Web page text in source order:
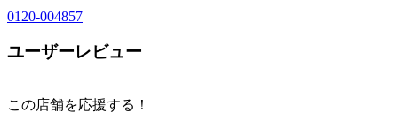
0120-004857
ユーザーレビュー
この店舗を応援する！